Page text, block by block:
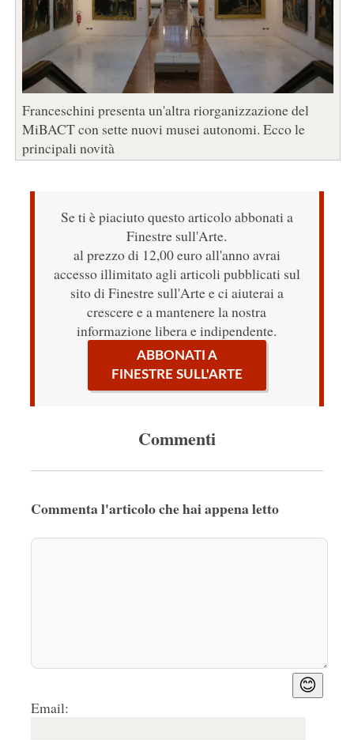
Franceschini presenta un'altra riorganizzazione del
MiBACT con sette nuovi musei autonomi. Ecco le
principali novità
Se ti è piaciuto questo articolo abbonati a
Finestre sull'Arte.
al prezzo di 12,00 euro all'anno avrai
accesso illimitato agli articoli pubblicati sul
sito di Finestre sull'Arte e ci aiuterai a
crescere e a mantenere la nostra
informazione libera e indipendente.
ABBONATI A
FINESTRE SULL'ARTE
Commenti
Commenta l'articolo che hai appena letto
😊
Email: